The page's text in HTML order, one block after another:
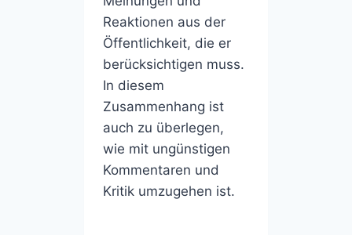
Reaktionen aus der
Öffentlichkeit, die er
berücksichtigen muss.
In diesem
Zusammenhang ist
auch zu überlegen,
wie mit ungünstigen
Kommentaren und
Kritik umzugehen ist.